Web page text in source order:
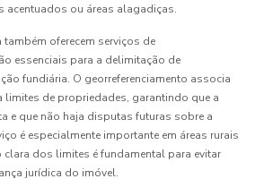
acentuados ou áreas alagadiças.
oferecem serviços de
essenciais para a delimitação de
fundiária. O georreferenciamento associa
de propriedades, garantindo que a
e que não haja disputas futuras sobre a
é especialmente importante em áreas rurais
clara dos limites é fundamental para evitar
jurídica do imóvel.